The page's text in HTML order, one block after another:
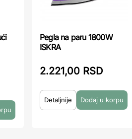
Pegla na paru 1800W
ISKRA
2.221,00 RSD
Detaljnije